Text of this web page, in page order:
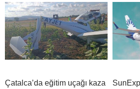
Çatalca’da eğitim uçağı kaza